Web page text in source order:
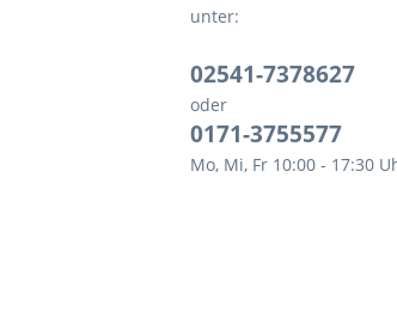
unter:
02541-7378627
oder
0171-3755577
Mo, Mi, Fr 10:00 - 17:30